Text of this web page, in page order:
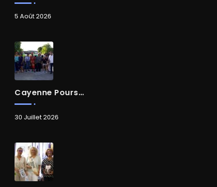
5 Août 2026
Cayenne Poursuit Sa Transformation
30 Juillet 2026